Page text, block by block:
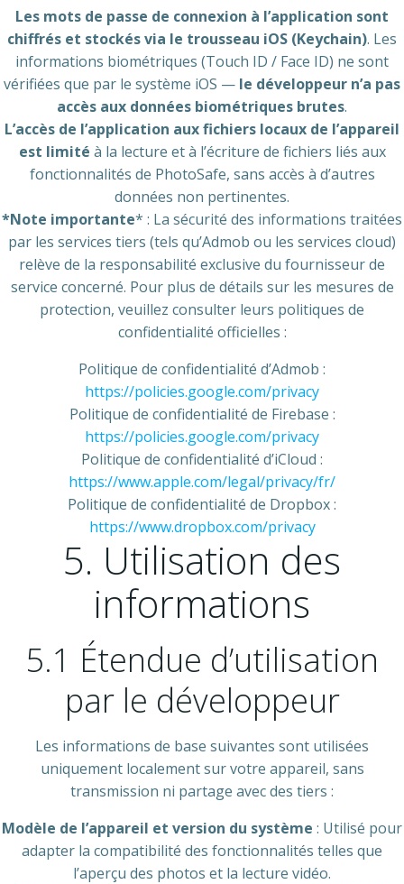
Les mots de passe de connexion à l’application sont
chiffrés et stockés via le trousseau iOS (Keychain). Les
informations biométriques (Touch ID / Face ID) ne sont
vérifiées que par le système iOS — le développeur n’a pas
accès aux données biométriques brutes.
L’accès de l’application aux fichiers locaux de l’appareil
est limité à la lecture et à l’écriture de fichiers liés aux
fonctionnalités de PhotoSafe, sans accès à d’autres
données non pertinentes.
*Note importante* : La sécurité des informations traitées
par les services tiers (tels qu’Admob ou les services cloud)
relève de la responsabilité exclusive du fournisseur de
service concerné. Pour plus de détails sur les mesures de
protection, veuillez consulter leurs politiques de
confidentialité officielles :
Politique de confidentialité d’Admob :
https://policies.google.com/privacy
Politique de confidentialité de Firebase :
https://policies.google.com/privacy
Politique de confidentialité d’iCloud :
https://www.apple.com/legal/privacy/fr/
Politique de confidentialité de Dropbox :
https://www.dropbox.com/privacy
5. Utilisation des
informations
5.1 Étendue d’utilisation
par le développeur
Les informations de base suivantes sont utilisées
uniquement localement sur votre appareil, sans
transmission ni partage avec des tiers :
Modèle de l’appareil et version du système : Utilisé pour
adapter la compatibilité des fonctionnalités telles que
l’aperçu des photos et la lecture vidéo.